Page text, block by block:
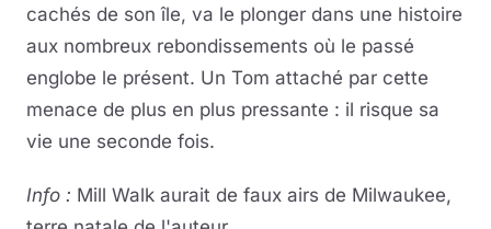
cachés de son île, va le plonger dans une histoire
aux nombreux rebondissements où le passé
englobe le présent. Un Tom attaché par cette
menace de plus en plus pressante : il risque sa
vie une seconde fois.
Info : Mill Walk aurait de faux airs de Milwaukee,